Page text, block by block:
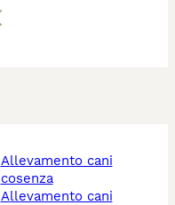
allevamento cani
cosenza
allevamento cani